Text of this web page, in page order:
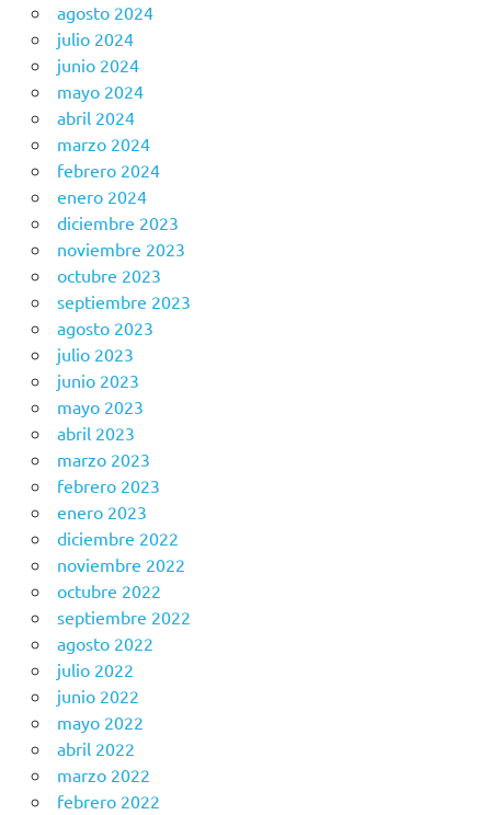
agosto 2024
julio 2024
junio 2024
mayo 2024
abril 2024
marzo 2024
febrero 2024
enero 2024
diciembre 2023
noviembre 2023
octubre 2023
septiembre 2023
agosto 2023
julio 2023
junio 2023
mayo 2023
abril 2023
marzo 2023
febrero 2023
enero 2023
diciembre 2022
noviembre 2022
octubre 2022
septiembre 2022
agosto 2022
julio 2022
junio 2022
mayo 2022
abril 2022
marzo 2022
febrero 2022